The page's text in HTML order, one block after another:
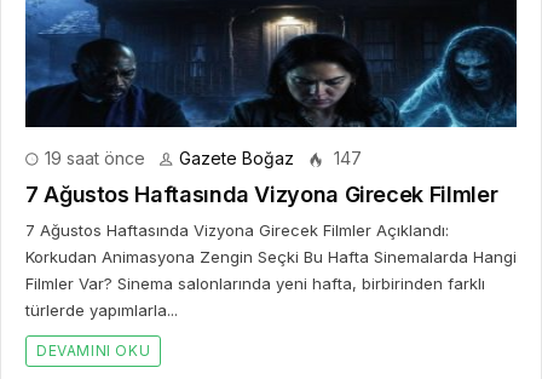
19 saat önce Gazete Boğaz 147
7 Ağustos Haftasında Vizyona Girecek Filmler
7 Ağustos Haftasında Vizyona Girecek Filmler Açıklandı:
Korkudan Animasyona Zengin Seçki Bu Hafta Sinemalarda Hangi
Filmler Var? Sinema salonlarında yeni hafta, birbirinden farklı
türlerde yapımlarla...
DEVAMINI OKU